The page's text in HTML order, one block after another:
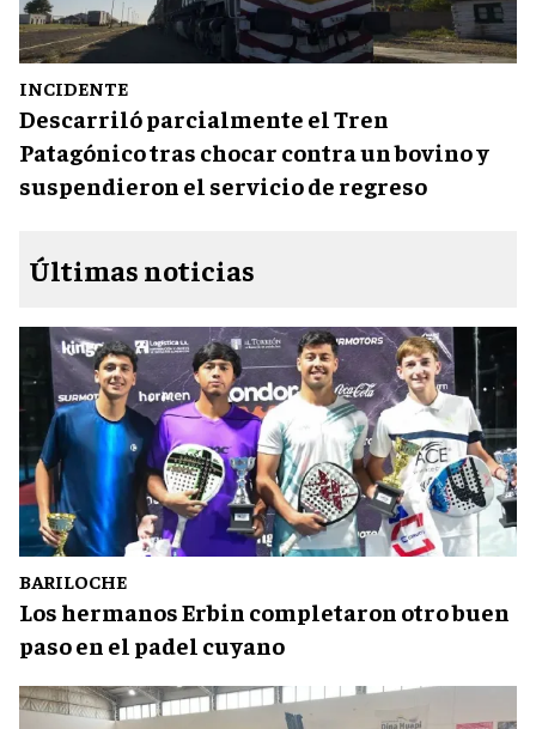
INCIDENTE
Descarriló parcialmente el Tren
Patagónico tras chocar contra un bovino y
suspendieron el servicio de regreso
Últimas noticias
BARILOCHE
Los hermanos Erbin completaron otro buen
paso en el padel cuyano